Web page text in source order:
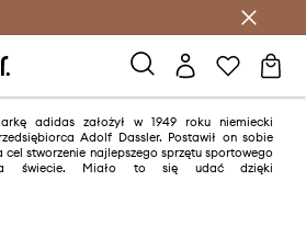
z Answear Club >
adidas założył w 1949 roku niemiecki
Adolf Dassler. Postawił on sobie
cel stworzenie najlepszego sprzętu sportowego
świecie. Miało to się udać dzięki